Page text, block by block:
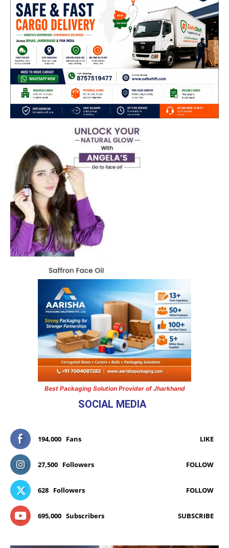
Best Packaging Solution Provider of Jharkhand
SOCIAL MEDIA
194,000 Fans LIKE
27,500 Followers FOLLOW
628 Followers FOLLOW
695,000 Subscribers SUBSCRIBE